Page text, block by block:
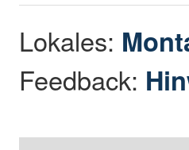
Lokales:
Feedback: